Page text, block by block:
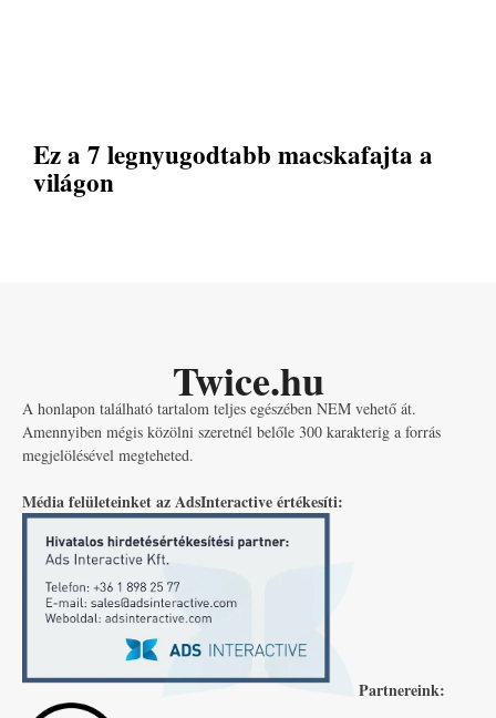
Ez a 7 legnyugodtabb macskafajta a
világon
Twice.hu
A honlapon található tartalom teljes egészében NEM vehető át.
Amennyiben mégis közölni szeretnél belőle 300 karakterig a forrás
megjelölésével megteheted.
Média felületeinket az AdsInteractive értékesíti:
Partnereink: